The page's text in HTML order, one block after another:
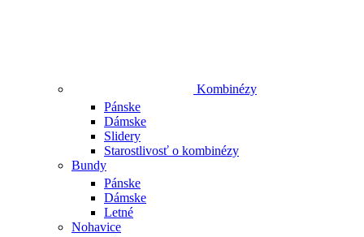
Kombinézy
Pánske
Dámske
Slidery
Starostlivosť o kombinézy
Bundy
Pánske
Dámske
Letné
Nohavice